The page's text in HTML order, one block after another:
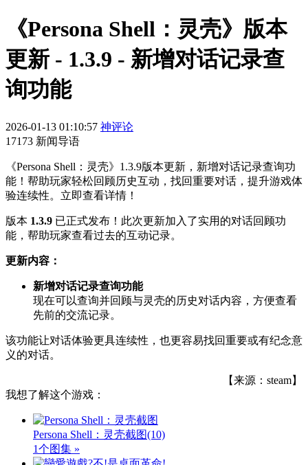
《Persona Shell：灵壳》版本
更新 - 1.3.9 - 新增对话记录查
询功能
2026-01-13 01:10:57 神评论
17173 新闻导语
《Persona Shell：灵壳》1.3.9版本更新，新增对话记录查询功
能！帮助玩家轻松回顾历史互动，找回重要对话，提升游戏体
验连续性。立即查看详情！
版本 1.3.9 已正式发布！此次更新加入了实用的对话回顾功
能，帮助玩家查看过去的互动记录。
更新内容：
新增对话记录查询功能
现在可以查询并回顾与灵壳的历史对话内容，方便查看
先前的交流记录。
该功能让对话体验更具连续性，也更容易找回重要或有纪念意
义的对话。
【来源：steam】
我想了解这个游戏：
Persona Shell：灵壳截图(10)
1个图集 »